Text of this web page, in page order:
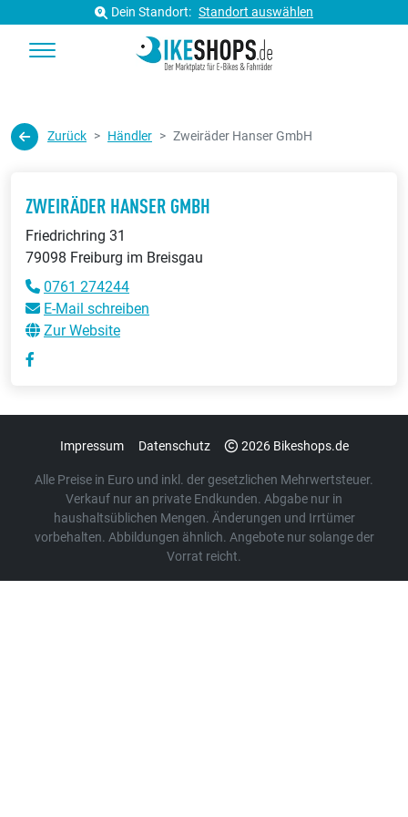
Dein Standort: Standort auswählen
Zurück Händler Zweiräder Hanser GmbH
ZWEIRÄDER HANSER GMBH
Friedrichring 31
79098 Freiburg im Breisgau
0761 274244
E-Mail schreiben
Zur Website
Impressum Datenschutz 2026 Bikeshops.de
Alle Preise in Euro und inkl. der gesetzlichen Mehrwertsteuer.
Verkauf nur an private Endkunden. Abgabe nur in
haushaltsüblichen Mengen. Änderungen und Irrtümer
vorbehalten. Abbildungen ähnlich. Angebote nur solange der
Vorrat reicht.